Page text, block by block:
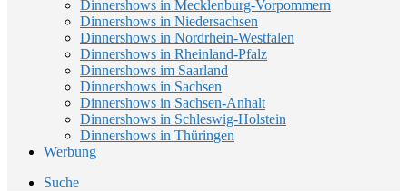
Dinnershows in Mecklenburg-Vorpommern
Dinnershows in Niedersachsen
Dinnershows in Nordrhein-Westfalen
Dinnershows in Rheinland-Pfalz
Dinnershows im Saarland
Dinnershows in Sachsen
Dinnershows in Sachsen-Anhalt
Dinnershows in Schleswig-Holstein
Dinnershows in Thüringen
Werbung
Suche